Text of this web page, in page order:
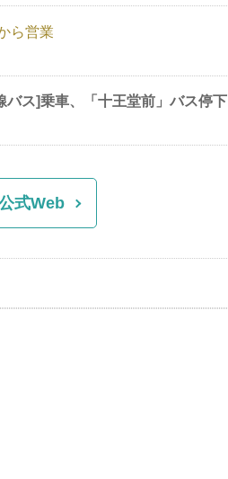
ら営業
ス]乗車、「十王堂前」バス停下
式Web